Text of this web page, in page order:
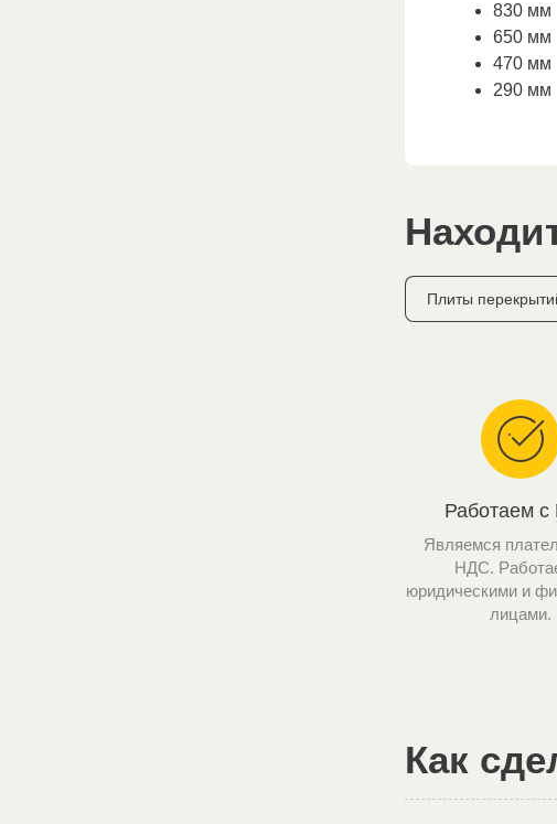
830 мм
650 мм
470 мм
290 мм
Плиты
Работаем
Являемся
НДС.
юридическими и
лицами.
Как